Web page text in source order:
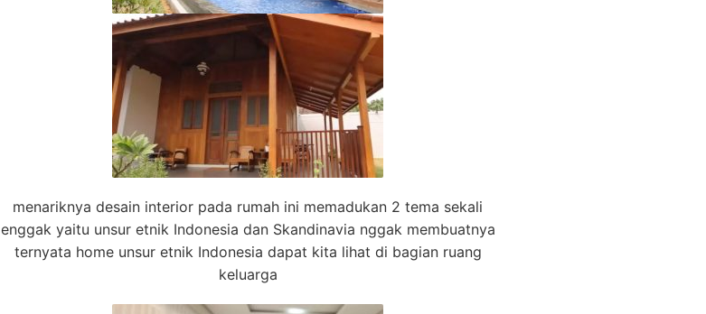
menariknya desain interior pada rumah ini memadukan 2 tema sekali
enggak yaitu unsur etnik Indonesia dan Skandinavia nggak membuatnya
ternyata home unsur etnik Indonesia dapat kita lihat di bagian ruang
keluarga